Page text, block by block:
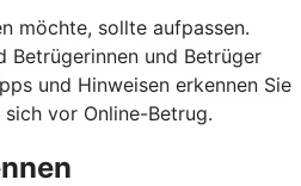
möchte, sollte aufpassen.
Betrügerinnen und Betrüger
und Hinweisen erkennen Sie
vor Online-Betrug.